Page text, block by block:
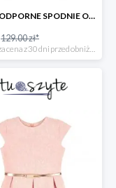
WODOODPORNE SPODNIE OCIEPLANE BORDOWE w super cenie
129.00 zł*
*najniższa cena z 30 dni przed obniżką